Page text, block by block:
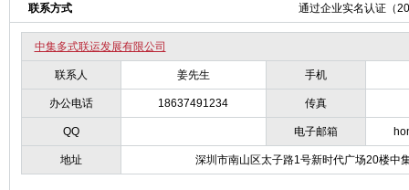
联系方式 通过企业实名认证（
中集多式联运发展有限公司
联系人 姜先生 手机
办公电话 18637491234 传真
QQ 电子邮箱
地址 深圳市南山区太子路1号新时代广场20楼中